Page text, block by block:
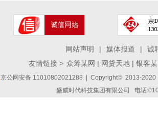
网站声明 | 媒体报道 | 诚
友情链接 > 众筹某网 | 网贷天地 | 银客
京公网安备 11010802021288 | Copyright© 2013-2020
盛威时代科技集团有限公司 电话